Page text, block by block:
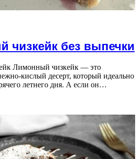
чизкейк без выпечки
Лимонный чизкейк — это
кислый десерт, который идеально
летнего дня. А если он…